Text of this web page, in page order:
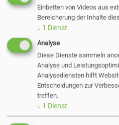
Aktuelle
Öffentliche
Einbetten von Videos aus
Bereicherung der Inhalte
↓ 1 Dienst
Analyse
Diese Dienste sammeln
Analyse und
Analysediensten hilft
Entscheidungen zur
treffen.
↓ 1 Dienst